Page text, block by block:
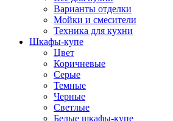
Варианты отделки
Мойки и смесители
Техника для кухни
Шкафы-купе
Цвет
Коричневые
Серые
Темные
Черные
Светлые
Белые шкафы-купе